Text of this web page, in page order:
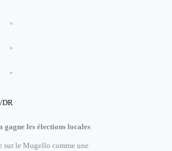
DR
les élections locales
sur le Mugello comme une